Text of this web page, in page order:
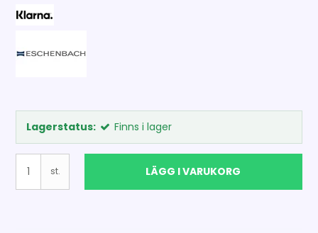
Lagerstatus: Finns i lager
st. LÄGG I VARUKORG